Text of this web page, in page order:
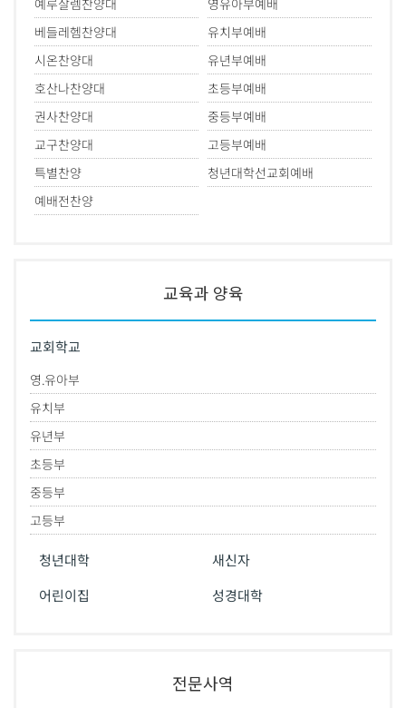
예루살렘찬양대
베들레헴찬양대
시온찬양대
호산나찬양대
권사찬양대
교구찬양대
특별찬양
예배전찬양
영유아부예배
유치부예배
유년부예배
초등부예배
중등부예배
고등부예배
청년대학선교회예배
교육과 양육
교회학교
영.유아부
유치부
유년부
초등부
중등부
고등부
청년대학
새신자
어린이집
성경대학
전문사역